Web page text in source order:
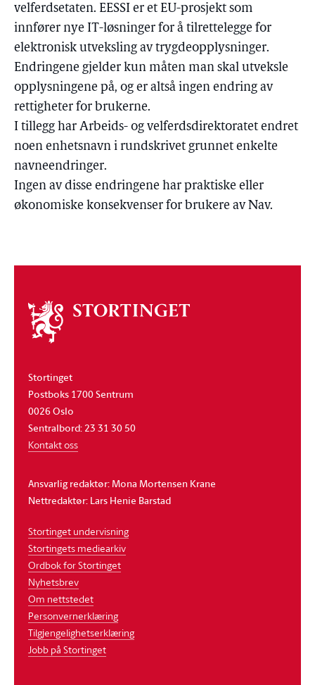
velferdsetaten. EESSI er et EU-prosjekt som
innfører nye IT-løsninger for å tilrettelegge for
elektronisk utveksling av trygdeopplysninger.
Endringene gjelder kun måten man skal utveksle
opplysningene på, og er altså ingen endring av
rettigheter for brukerne.
I tillegg har Arbeids- og velferdsdirektoratet endret
noen enhetsnavn i rundskrivet grunnet enkelte
navneendringer.
Ingen av disse endringene har praktiske eller
økonomiske konsekvenser for brukere av Nav.
Om
stortinget
Stortinget
Postboks 1700 Sentrum
0026 Oslo
Sentralbord: 23 31 30 50
Kontakt oss
Ansvarlig redaktør: Mona Mortensen Krane
Nettredaktør: Lars Henie Barstad
Stortinget undervisning
Stortingets mediearkiv
Ordbok for Stortinget
Nyhetsbrev
Om nettstedet
Personvernerklæring
Tilgjengelighetserklæring
Jobb på Stortinget